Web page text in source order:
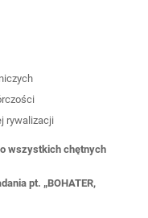
rywalizacji
wszystkich chętnych
pt. „BOHATER,